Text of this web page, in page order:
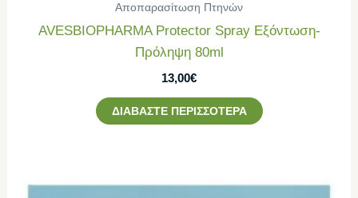
Αποπαρασίτωση Πτηνών
AVESBIOPHARMA Protector Spray Εξόντωση-
Πρόληψη 80ml
13,00€
ΔΙΑΒΆΣΤΕ ΠΕΡΙΣΣΌΤΕΡΑ